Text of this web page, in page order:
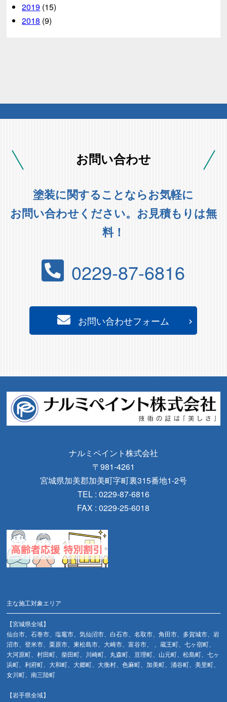
2019 (15)
2018 (9)
お問い合わせ
塗装に関することならお気軽に
お問い合わせください。お見積もりは無
料！
0229-87-6816
お問い合わせフォーム
ナルミペイント株式会社
〒981-4261
宮城県加美郡加美町字町裏315番地1-2号
TEL : 0229-87-6816
FAX : 0229-25-6018
主な施工対象エリア
【宮城県全域】
仙台市、石巻市、塩竈市、気仙沼市、白石市、名取市、角田市、多賀城市、岩
沼市、登米市、栗原市、東松島市、大崎市、富谷市、 、蔵王町、七ヶ宿町、
大河原町、村田町、柴田町、川崎町、丸森町、亘理町、山元町、松島町、七ヶ
浜町、利府町、大和町、大郷町、大衡村、色麻町、加美町、涌谷町、美里町、
女川町、南三陸町
【岩手県全域】